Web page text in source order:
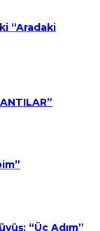
“Aradaki
“Üç Adım”